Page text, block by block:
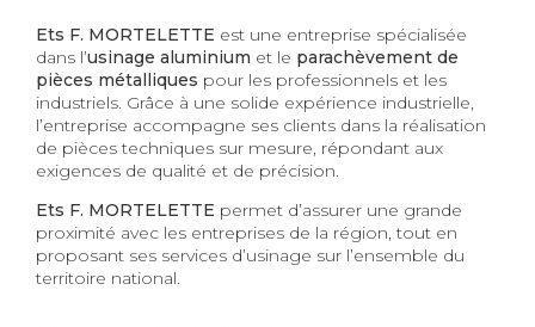
Ets F. MORTELETTE est une entreprise spécialisée
dans l’usinage aluminium et le parachèvement de
pièces métalliques pour les professionnels et les
industriels. Grâce à une solide expérience industrielle,
l’entreprise accompagne ses clients dans la réalisation
de pièces techniques sur mesure, répondant aux
exigences de qualité et de précision.
Ets F. MORTELETTE permet d’assurer une grande
proximité avec les entreprises de la région, tout en
proposant ses services d’usinage sur l’ensemble du
territoire national.